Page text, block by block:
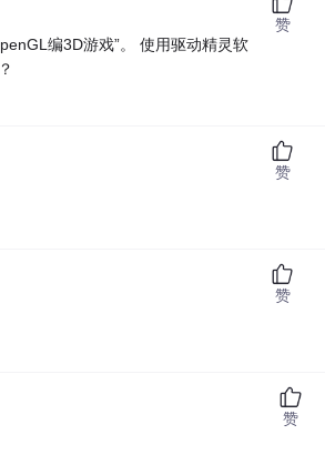
编3D游戏”。 使用驱动精灵软
赞
赞
赞
赞